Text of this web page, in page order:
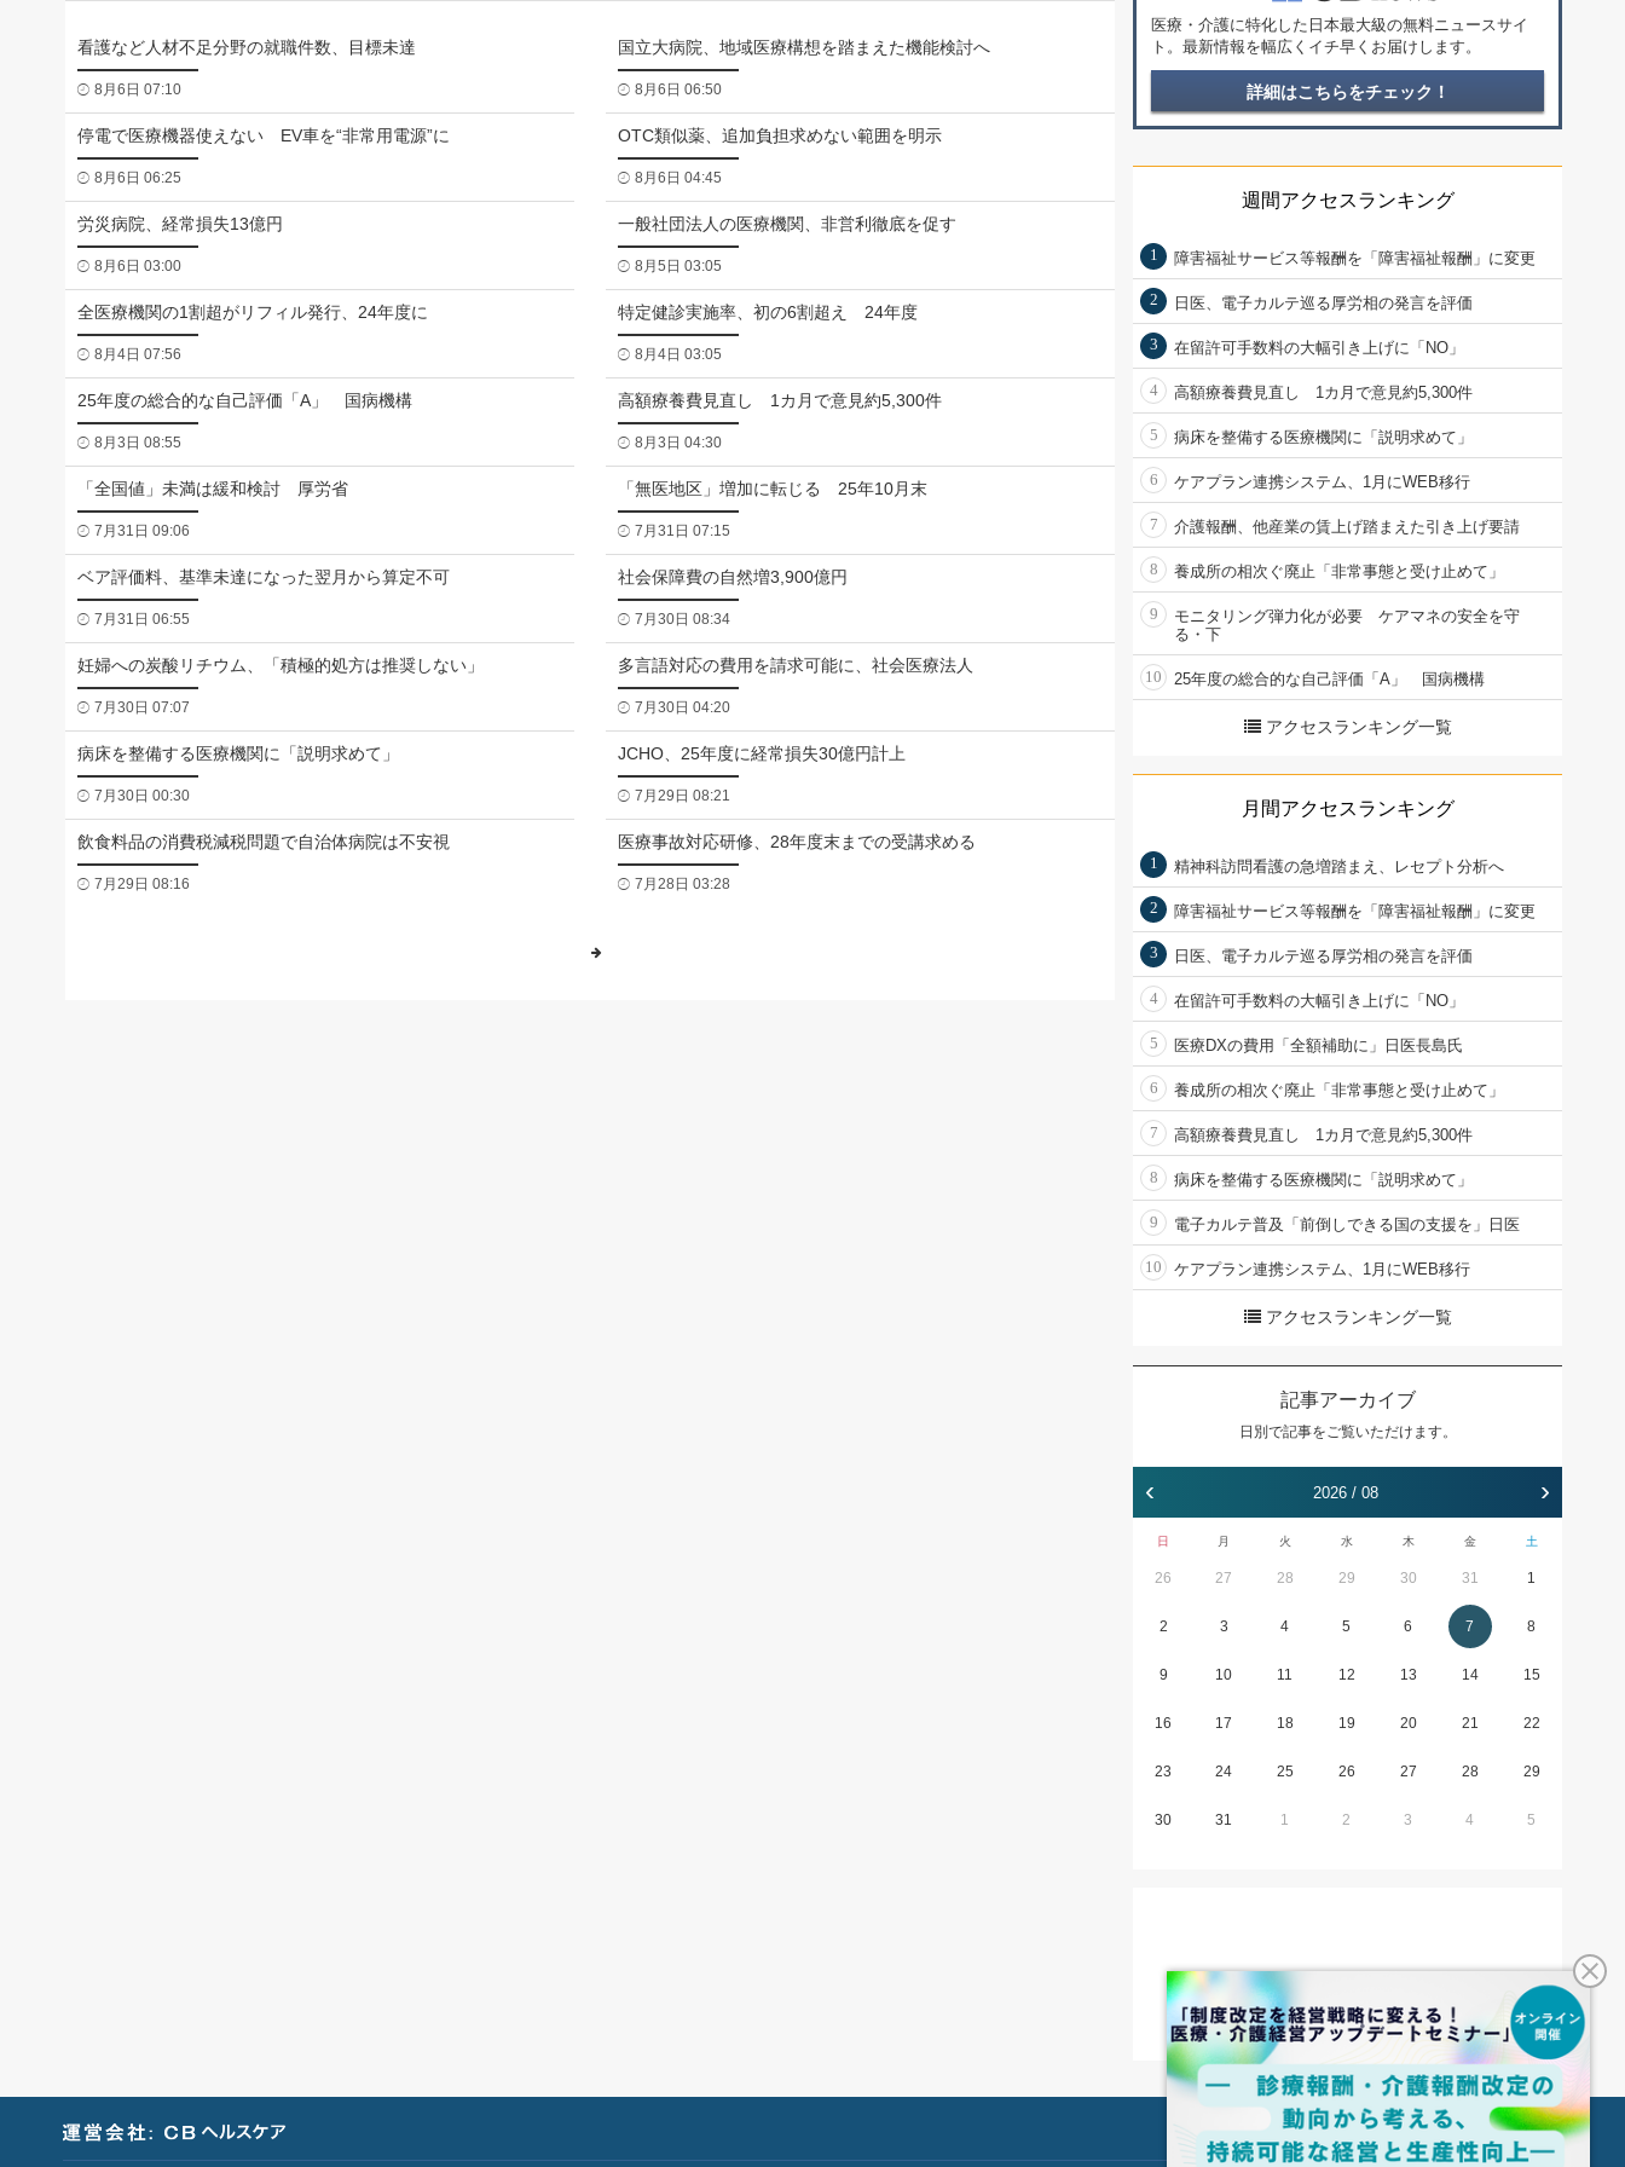
看護など人材不足分野の就職件数、目標未達
8月6日 07:10
国立大病院、地域医療構想を踏まえた機能検討へ
8月6日 06:50
停電で医療機器使えない EV車を“非常用電源”に
8月6日 06:25
OTC類似薬、追加負担求めない範囲を明示
8月6日 04:45
労災病院、経常損失13億円
8月6日 03:00
一般社団法人の医療機関、非営利徹底を促す
8月5日 03:05
全医療機関の1割超がリフィル発行、24年度に
8月4日 07:56
特定健診実施率、初の6割超え 24年度
8月4日 03:05
25年度の総合的な自己評価「A」 国病機構
8月3日 08:55
高額療養費見直し 1カ月で意見約5,300件
8月3日 04:30
「全国値」未満は緩和検討 厚労省
7月31日 09:06
「無医地区」増加に転じる 25年10月末
7月31日 07:15
ベア評価料、基準未達になった翌月から算定不可
7月31日 06:55
社会保障費の自然増3,900億円
7月30日 08:34
妊婦への炭酸リチウム、「積極的処方は推奨しない」
7月30日 07:07
多言語対応の費用を請求可能に、社会医療法人
7月30日 04:20
病床を整備する医療機関に「説明求めて」
7月30日 00:30
JCHO、25年度に経常損失30億円計上
7月29日 08:21
飲食料品の消費税減税問題で自治体病院は不安視
7月29日 08:16
医療事故対応研修、28年度末までの受講求める
7月28日 03:28
医療・介護に特化した日本最大級の無料ニュースサイ
ト。最新情報を幅広くイチ早くお届けします。
詳細はこちらをチェック！
週間アクセスランキング
1 障害福祉サービス等報酬を「障害福祉報酬」に変更
2 日医、電子カルテ巡る厚労相の発言を評価
3 在留許可手数料の大幅引き上げに「NO」
4 高額療養費見直し 1カ月で意見約5,300件
5 病床を整備する医療機関に「説明求めて」
6 ケアプラン連携システム、1月にWEB移行
7 介護報酬、他産業の賃上げ踏まえた引き上げ要請
8 養成所の相次ぐ廃止「非常事態と受け止めて」
9
モニタリング弾力化が必要 ケアマネの安全を守
る・下
10 25年度の総合的な自己評価「A」 国病機構
アクセスランキング一覧
月間アクセスランキング
1 精神科訪問看護の急増踏まえ、レセプト分析へ
2 障害福祉サービス等報酬を「障害福祉報酬」に変更
3 日医、電子カルテ巡る厚労相の発言を評価
4 在留許可手数料の大幅引き上げに「NO」
5 医療DXの費用「全額補助に」日医長島氏
6 養成所の相次ぐ廃止「非常事態と受け止めて」
7 高額療養費見直し 1カ月で意見約5,300件
8 病床を整備する医療機関に「説明求めて」
9 電子カルテ普及「前倒しできる国の支援を」日医
10 ケアプラン連携システム、1月にWEB移行
アクセスランキング一覧
記事アーカイブ
日別で記事をご覧いただけます。
‹ 2026 / 08 ›
日 月 火 水 木 金 土
26 27 28 29 30 31 1
2 3 4 5 6 7 8
9 10 11 12 13 14 15
16 17 18 19 20 21 22
23 24 25 26 27 28 29
30 31 1 2 3 4 5